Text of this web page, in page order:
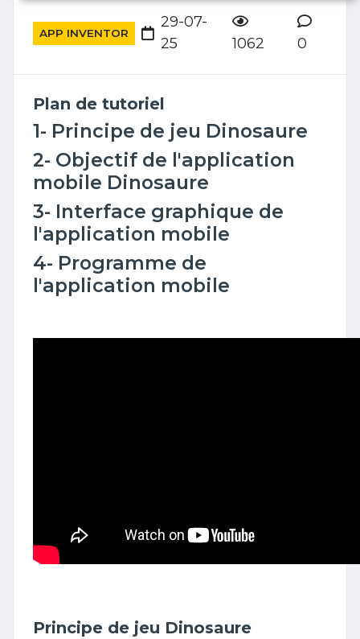
APP INVENTOR
29-07-
25
1062 0
Plan de tutoriel
1- Principe de jeu Dinosaure
2- Objectif de l'application
mobile Dinosaure
3- Interface graphique de
l'application mobile
4- Programme de
l'application mobile
Principe de jeu Dinosaure